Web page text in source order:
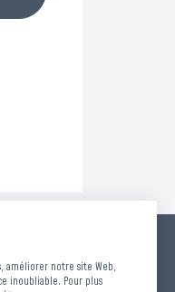
améliorer notre site Web,
inoubliable. Pour plus